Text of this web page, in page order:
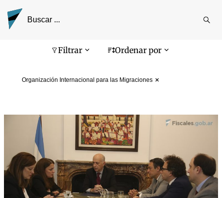
Filtrar Ordenar por
Organización Internacional para las Migraciones
Pantalla de búsqueda